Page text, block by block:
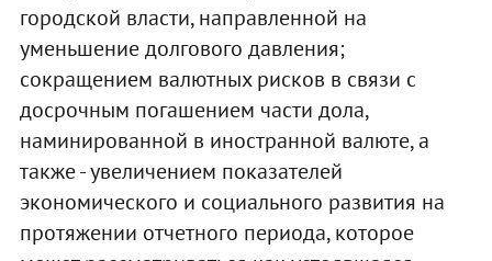
городской власти, направленной на
уменьшение долгового давления;
сокращением валютных рисков в связи с
досрочным погашением части дола,
наминированной в иностранной валюте, а
также - увеличением показателей
экономического и социального развития на
протяжении отчетного периода, которое